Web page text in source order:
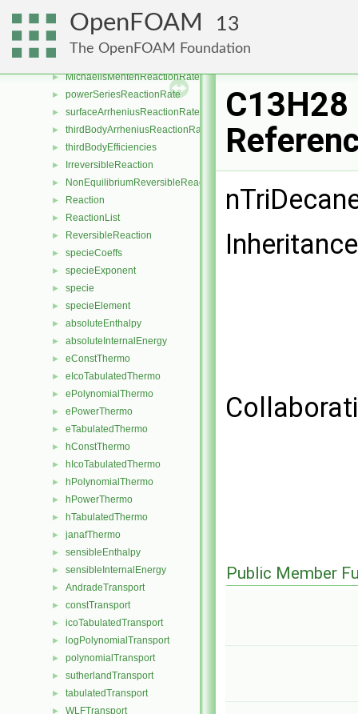
OpenFOAM 13
The OpenFOAM Foundation
► JanevReactionRate
► LandauTellerReactionRate
►
► MichaelisMentenReactionRate
► powerSeriesReactionRate
► surfaceArrheniusReactionRate
► thirdBodyArrheniusReactionRate
► thirdBodyEfficiencies
► IrreversibleReaction
► NonEquilibriumReversibleReaction
► Reaction
► ReactionList
► ReversibleReaction
► specieCoeffs
► specieExponent
► specie
► specieElement
► absoluteEnthalpy
► absoluteInternalEnergy
► eConstThermo
► eIcoTabulatedThermo
► ePolynomialThermo
► ePowerThermo
► eTabulatedThermo
► hConstThermo
► hIcoTabulatedThermo
► hPolynomialThermo
► hPowerThermo
► hTabulatedThermo
► janafThermo
► sensibleEnthalpy
► sensibleInternalEnergy
► AndradeTransport
► constTransport
► icoTabulatedTransport
► logPolynomialTransport
► polynomialTransport
► sutherlandTransport
► tabulatedTransport
► WLFTransport
C13H28
Public Member